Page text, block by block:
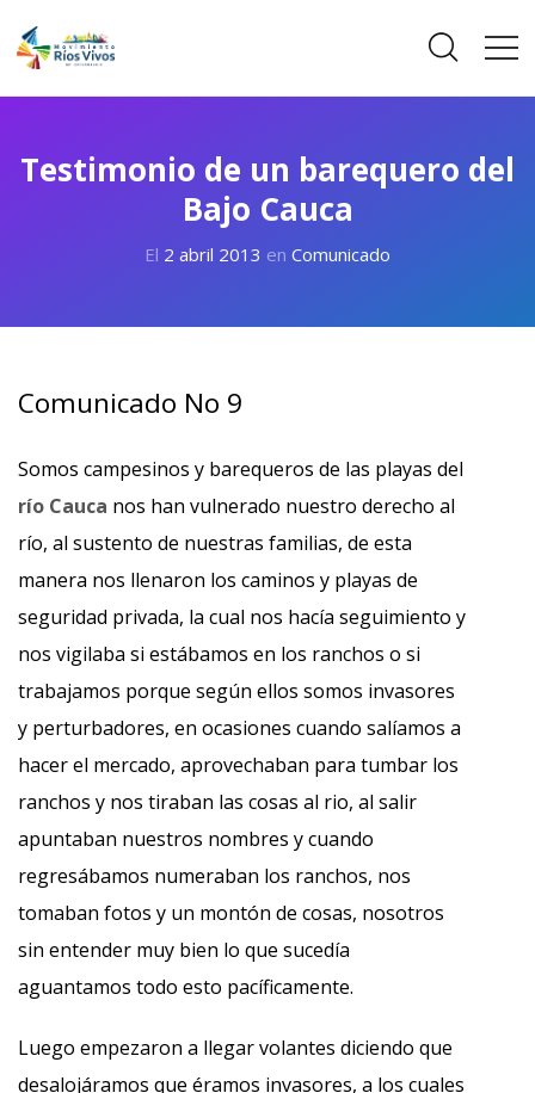
Testimonio de un barequero del
Bajo Cauca
El 2 abril 2013 en Comunicado
Comunicado No 9
Somos campesinos y barequeros de las playas del
río Cauca nos han vulnerado nuestro derecho al
río, al sustento de nuestras familias, de esta
manera nos llenaron los caminos y playas de
seguridad privada, la cual nos hacía seguimiento y
nos vigilaba si estábamos en los ranchos o si
trabajamos porque según ellos somos invasores
y perturbadores, en ocasiones cuando salíamos a
hacer el mercado, aprovechaban para tumbar los
ranchos y nos tiraban las cosas al rio, al salir
apuntaban nuestros nombres y cuando
regresábamos numeraban los ranchos, nos
tomaban fotos y un montón de cosas, nosotros
sin entender muy bien lo que sucedía
aguantamos todo esto pacíficamente.
Luego empezaron a llegar volantes diciendo que
desalojáramos que éramos invasores, a los cuales